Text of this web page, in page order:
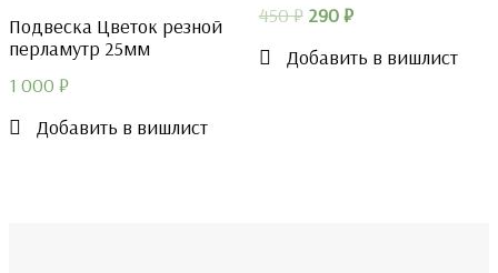
Подвеска Цветок резной
перламутр 25мм
1 000 ₽
Добавить в вишлист
450₽ Первоначальная
цена
290₽Текущая
Добавить в вишлист